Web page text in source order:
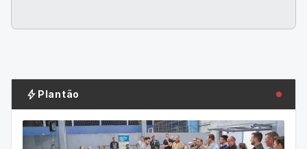
bolt Plantão